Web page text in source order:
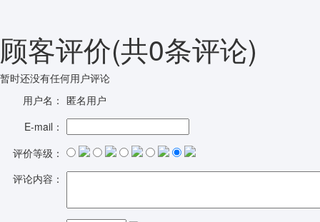
顾客评价(共0条评论)
暂时还没有任何用户评论
用户名： 匿名用户
E-mail：
评价等级：
评论内容：